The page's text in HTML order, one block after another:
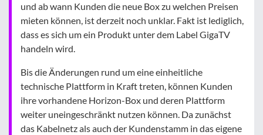
und ab wann Kunden die neue Box zu welchen Preisen
mieten können, ist derzeit noch unklar. Fakt ist lediglich,
dass es sich um ein Produkt unter dem Label GigaTV
handeln wird.
Bis die Änderungen rund um eine einheitliche
technische Plattform in Kraft treten, können Kunden
ihre vorhandene Horizon-Box und deren Plattform
weiter uneingeschränkt nutzen können. Da zunächst
das Kabelnetz als auch der Kundenstamm in das eigene